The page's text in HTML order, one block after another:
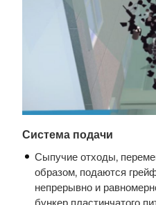
Система подачи
Сыпучие отходы,
образом, подаются
непрерывно и
бункер пластинчатого